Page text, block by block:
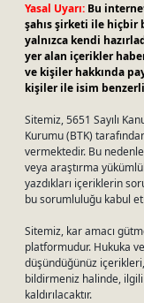
Yasal Uyarı: Bu
şahıs şirketi ile hiçbir
yalnızca kendi
yer alan içerikler
ve kişiler hakkında
kişiler ile isim
Sitemiz, 5651 Sayılı
Kurumu (BTK)
vermektedir. Bu
veya araştırma
yazdıkları içeriklerin
bu sorumluluğu kabul
Sitemiz, kar amacı
platformudur. Hukuka
düşündüğünüz içerikleri,
bildirmeniz halinde,
kaldırılacaktır.